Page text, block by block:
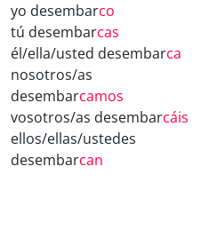
yo desembarco
tú desembarcas
él/ella/usted desembarca
nosotros/as
desembarcamos
vosotros/as desembarcáis
ellos/ellas/ustedes
desembarcan